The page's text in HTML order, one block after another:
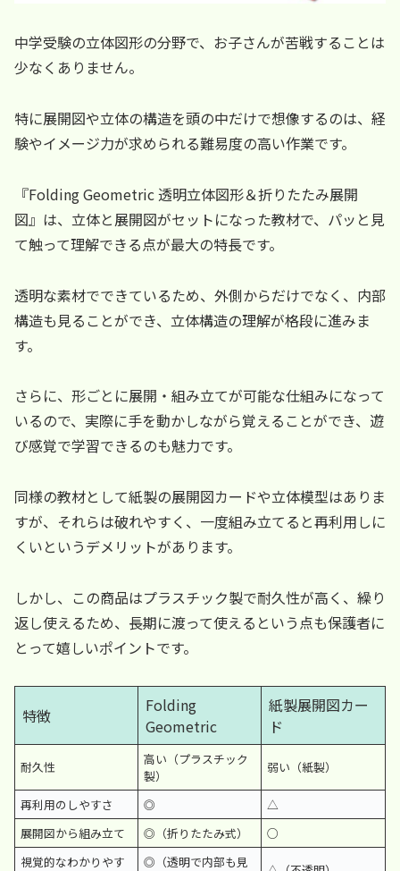
中学受験の立体図形の分野で、お子さんが苦戦することは
少なくありません。
特に展開図や立体の構造を頭の中だけで想像するのは、経
験やイメージ力が求められる難易度の高い作業です。
『Folding Geometric 透明立体図形＆折りたたみ展開
図』は、立体と展開図がセットになった教材で、パッと見
て触って理解できる点が最大の特長です。
透明な素材でできているため、外側からだけでなく、内部
構造も見ることができ、立体構造の理解が格段に進みま
す。
さらに、形ごとに展開・組み立てが可能な仕組みになって
いるので、実際に手を動かしながら覚えることができ、遊
び感覚で学習できるのも魅力です。
同様の教材として紙製の展開図カードや立体模型はありま
すが、それらは破れやすく、一度組み立てると再利用しに
くいというデメリットがあります。
しかし、この商品はプラスチック製で耐久性が高く、繰り
返し使えるため、長期に渡って使えるという点も保護者に
とって嬉しいポイントです。
特徴
Folding
Geometric
紙製展開図カー
ド
耐久性
高い（プラスチック
製）
弱い（紙製）
再利用のしやすさ ◎
△
展開図から組み立て
◎（折りたたみ式）
○
視覚的なわかりやす
◎（透明で内部も見